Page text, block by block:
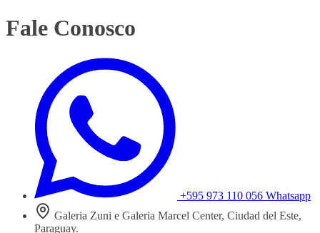
Fale Conosco
+595 973 110 056 Whatsapp
Galeria Zuni e Galeria Marcel Center, Ciudad del Este,
Paraguay.